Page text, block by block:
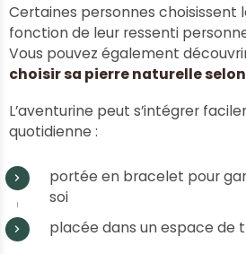
Certaines personnes choisissent
fonction de leur ressenti
Vous pouvez également
choisir sa pierre naturelle
L’aventurine peut s’intégrer
quotidienne :
portée en bracelet pour
soi
placée dans un espace de